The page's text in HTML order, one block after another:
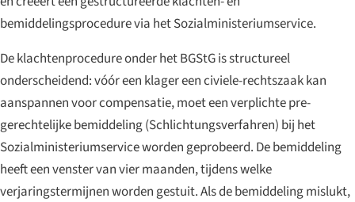
bemiddelingsprocedure via het Sozialministeriumservice.
De klachtenprocedure onder het BGStG is structureel
onderscheidend: vóór een klager een civiele-rechtszaak kan
aanspannen voor compensatie, moet een verplichte pre-
gerechtelijke bemiddeling (Schlichtungsverfahren) bij het
Sozialministeriumservice worden geprobeerd. De bemiddeling
heeft een venster van vier maanden, tijdens welke
verjaringstermijnen worden gestuit. Als de bemiddeling mislukt,